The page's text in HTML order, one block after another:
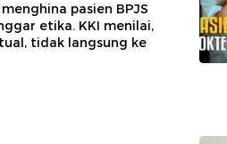
pasien BPJS
etika. KKI menilai,
tidak langsung ke